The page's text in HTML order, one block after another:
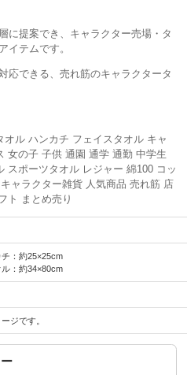
に提案でき、キャラクター売場・タ
イテムです。
応できる、売れ筋のキャラクタータ
ル ハンカチ フェイスタオル キャ
女の子 子供 通園 通学 通勤 中学生
スポーツタオル レジャー 綿100 コッ
ャラクター雑貨 人気商品 売れ筋 店
ト まとめ売り
：約25×25cm
：約34×80cm
ジです。